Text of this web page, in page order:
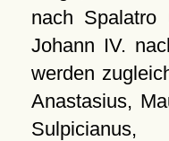
nach
Johann IV.
werden
Anastasius,
Sulpicianus,